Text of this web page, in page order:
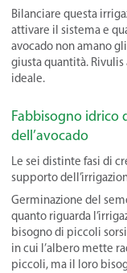
Bilanciare questa
attivare il sistema e
avocado non amano
giusta quantità.
ideale.
Fabbisogno idrico
dell’avocado
Le sei distinte fasi di
supporto
Germinazione del
quanto riguarda
bisogno di piccoli
in cui l’albero mette
piccoli, ma il loro